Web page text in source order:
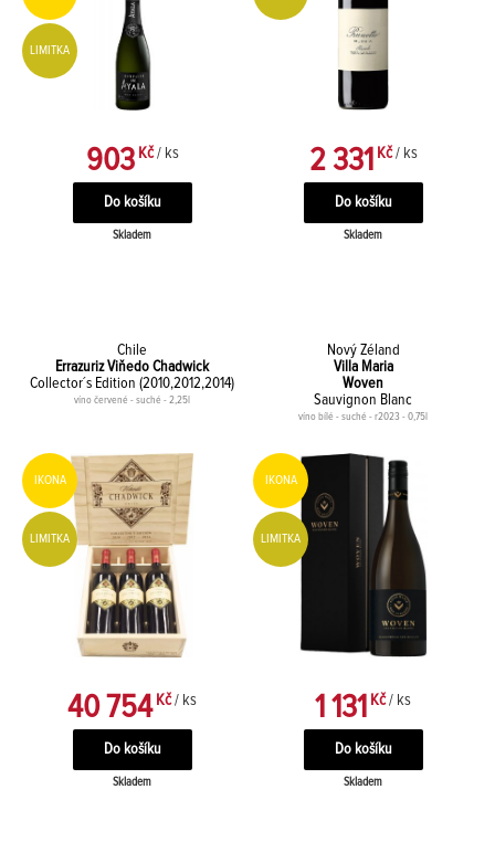
LIMITKA
903Kč / ks
Skladem
2 331 Kč / ks
Skladem
Chile
Errazuriz Viňedo Chadwick
Collector´s Edition (2010,2012,2014)
víno červené - suché - 2,25l
IKONA
LIMITKA
40 754 Kč / ks
Skladem
Nový Zéland
Villa Maria
Woven
Sauvignon Blanc
víno bílé - suché - r2023 - 0,75l
IKONA
LIMITKA
1 131 Kč / ks
Skladem